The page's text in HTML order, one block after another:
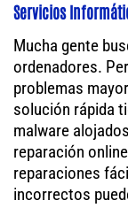
Servicios
Mucha gente
ordenadores.
problemas
solución rápida
malware
reparación
reparaciones
incorrectos